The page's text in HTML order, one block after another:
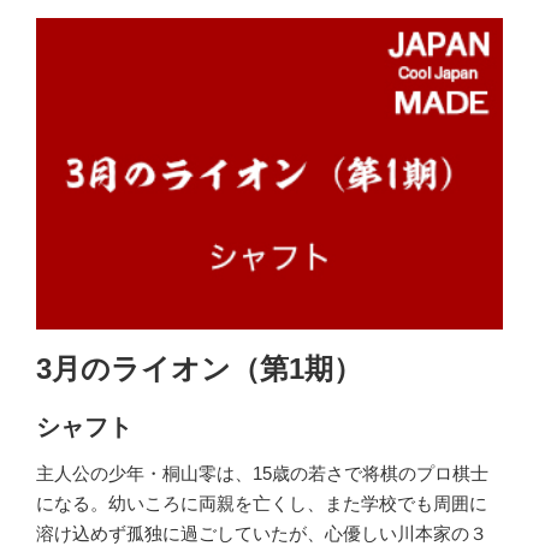
3月のライオン（第1期）
シャフト
主人公の少年・桐山零は、15歳の若さで将棋のプロ棋士
になる。幼いころに両親を亡くし、また学校でも周囲に
溶け込めず孤独に過ごしていたが、心優しい川本家の３